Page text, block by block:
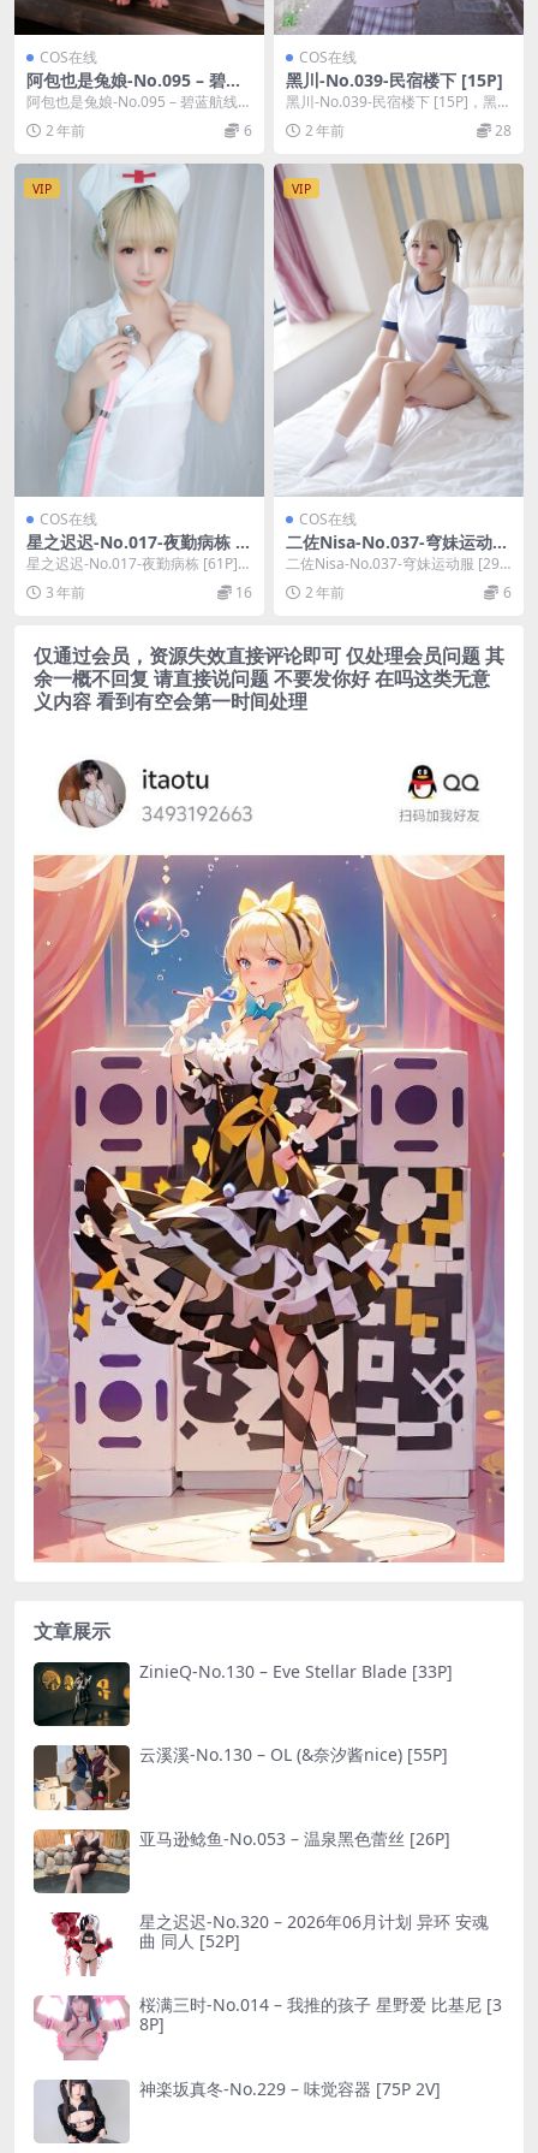
COS在线
阿包也是兔娘-No.095 – 碧蓝
航线 英仙座旗袍 [30P]
阿包也是兔娘-No.095 – 碧蓝航线
英仙座旗袍 [30P]，阿包也是兔娘
在...2 年前 6
COS在线
黑川-No.039-民宿楼下 [15P]
黑川-No.039-民宿楼下 [15P]，黑川
在线作品导航：黑川套图合集。
2 年前 28
VIP
COS在线
星之迟迟-No.017-夜勤病栋 [6
1P]
星之迟迟-No.017-夜勤病栋 [61P]，
星之迟迟在线作品导航：星之迟迟
套图...3 年前 16
VIP
COS在线
二佐Nisa-No.037-穹妹运动服
[29P]
二佐Nisa-No.037-穹妹运动服 [29
P]，二佐Nisa在线作品导航：二...
2 年前 6
仅通过会员，资源失效直接评论即可 仅处理会员问题 其
余一概不回复 请直接说问题 不要发你好 在吗这类无意
义内容 看到有空会第一时间处理
文章展示
ZinieQ-No.130 – Eve Stellar Blade [33P]
云溪溪-No.130 – OL (&奈汐酱nice) [55P]
亚马逊鲶鱼-No.053 – 温泉黑色蕾丝 [26P]
星之迟迟-No.320 – 2026年06月计划 异环 安魂
曲 同人 [52P]
桜满三时-No.014 – 我推的孩子 星野爱 比基尼 [3
8P]
神楽坂真冬-No.229 – 味觉容器 [75P 2V]